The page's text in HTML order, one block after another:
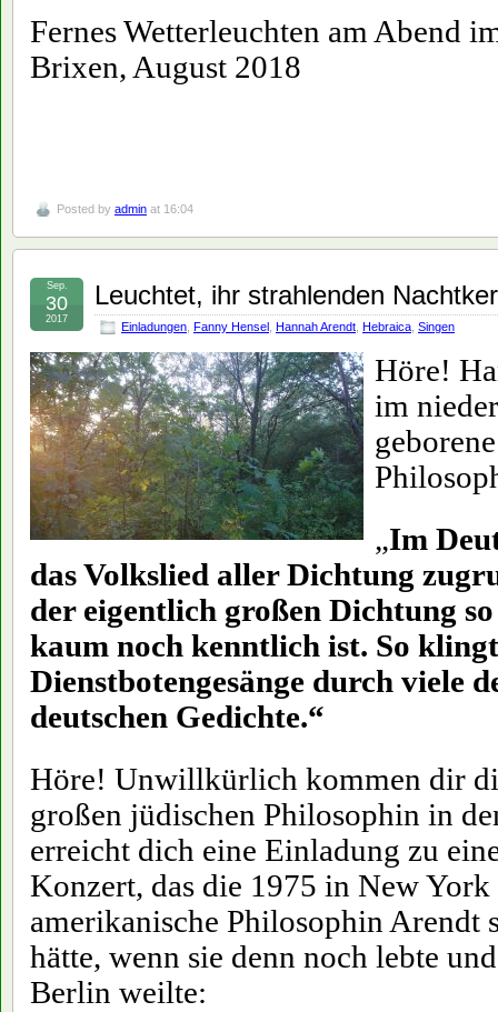
Fernes Wetterleuchten am Abend
Brixen, August 2018
Posted by admin at 16:04
Leuchtet, ihr strahlenden
Einladungen Fanny Hensel Hannah Arendt Hebraica Singen
Sep.
30
2017
Höre!
im
„Im
das Volkslied aller Dichtung
der eigentlich großen Dichtung
kaum noch kenntlich ist. So
Dienstbotengesänge durch viele
deutschen Gedichte.“
Höre! Unwillkürlich kommen dir
großen jüdischen Philosophin in
erreicht dich eine Einladung zu
Konzert, das die 1975 in New
amerikanische Philosophin Arendt
hätte, wenn sie denn noch lebte
Berlin weilte: